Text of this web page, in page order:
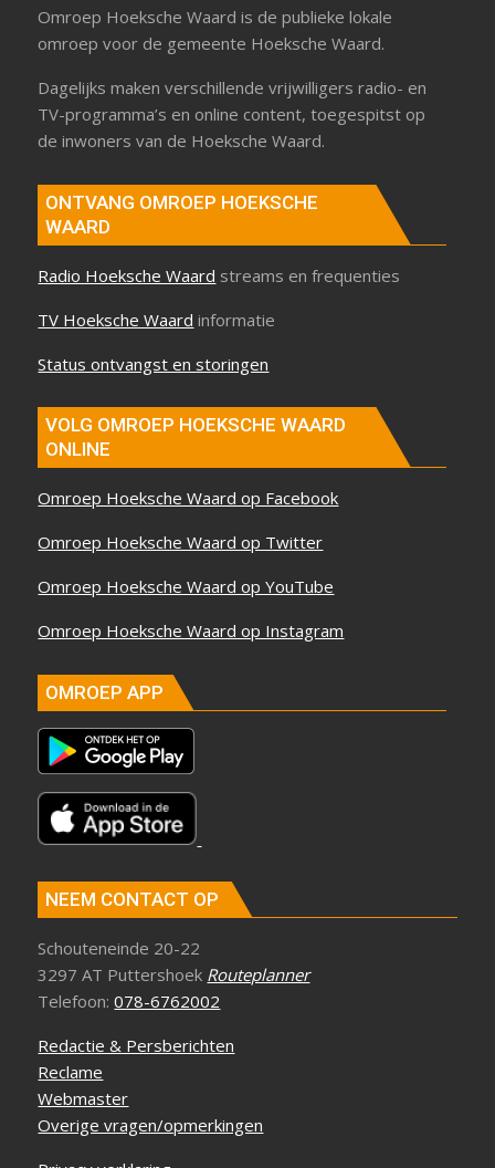
Omroep Hoeksche Waard is de publieke lokale
omroep voor de gemeente Hoeksche Waard.
Dagelijks maken verschillende vrijwilligers radio- en
TV-programma’s en online content, toegespitst op
de inwoners van de Hoeksche Waard.
ONTVANG OMROEP HOEKSCHE
WAARD
Radio Hoeksche Waard streams en frequenties
TV Hoeksche Waard informatie
Status ontvangst en storingen
VOLG OMROEP HOEKSCHE WAARD
ONLINE
Omroep Hoeksche Waard op Facebook
Omroep Hoeksche Waard op Twitter
Omroep Hoeksche Waard op YouTube
Omroep Hoeksche Waard op Instagram
OMROEP APP
NEEM CONTACT OP
Schouteneinde 20-22
3297 AT Puttershoek Routeplanner
Telefoon:078-6762002
Redactie & Persberichten
Reclame
Webmaster
Overige vragen/opmerkingen